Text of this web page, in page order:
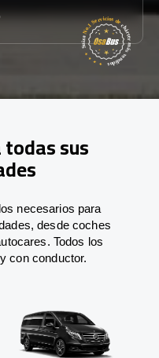
sus
necesarios para
desde coches
Todos los
con conductor.